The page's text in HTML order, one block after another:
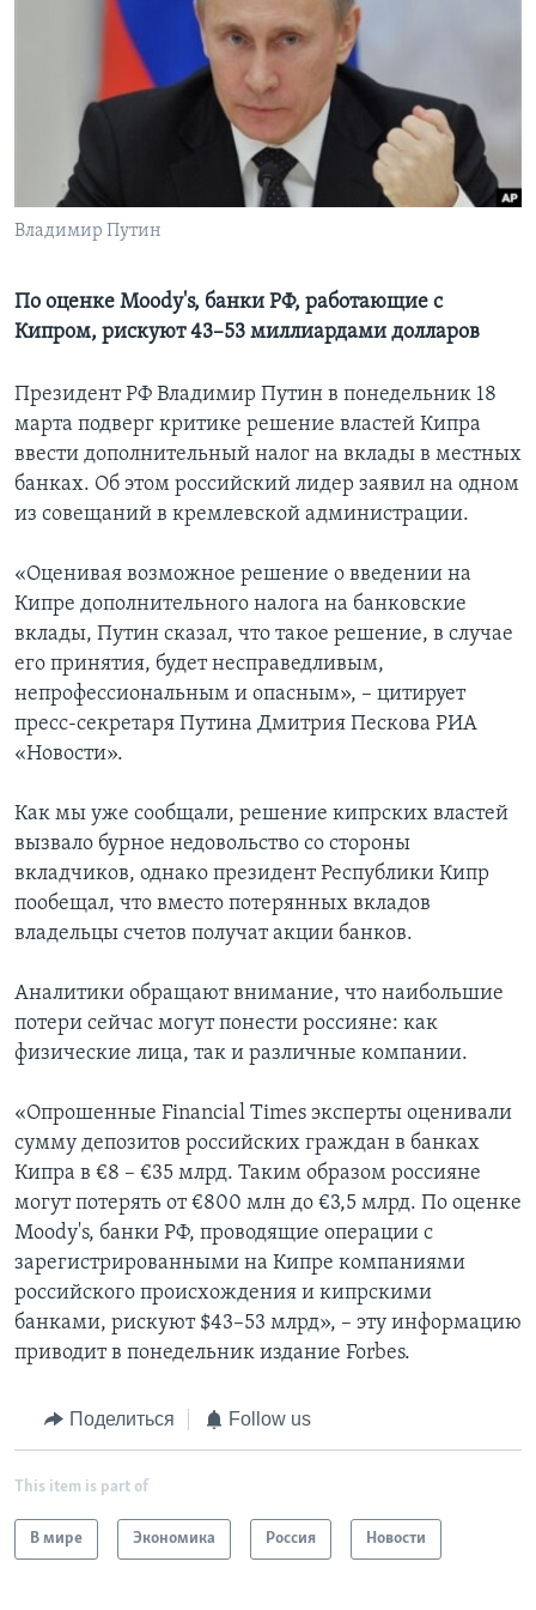
Learning English
СОЦИАЛЬНЫЕ СЕТИ
Владимир Путин
По оценке Moody's, банки РФ, работающие с
Кипром, рискуют 43–53 миллиардами долларов
Президент РФ Владимир Путин в понедельник 18
марта подверг критике решение властей Кипра
ввести дополнительный налог на вклады в местных
банках. Об этом российский лидер заявил на одном
из совещаний в кремлевской администрации.
«Оценивая возможное решение о введении на
Кипре дополнительного налога на банковские
вклады, Путин сказал, что такое решение, в случае
его принятия, будет несправедливым,
непрофессиональным и опасным», – цитирует
пресс-секретаря Путина Дмитрия Пескова РИА
«Новости».
Как мы уже сообщали, решение кипрских властей
вызвало бурное недовольство со стороны
вкладчиков, однако президент Республики Кипр
пообещал, что вместо потерянных вкладов
владельцы счетов получат акции банков.
Аналитики обращают внимание, что наибольшие
потери сейчас могут понести россияне: как
физические лица, так и различные компании.
«Опрошенные Financial Times эксперты оценивали
сумму депозитов российских граждан в банках
Кипра в €8 – €35 млрд. Таким образом россияне
могут потерять от €800 млн до €3,5 млрд. По оценке
Moody's, банки РФ, проводящие операции с
зарегистрированными на Кипре компаниями
российского происхождения и кипрскими
банками, рискуют $43–53 млрд», – эту информацию
приводит в понедельник издание Forbes.
Поделиться Follow us
This item is part of
В мире Экономика Россия Новости